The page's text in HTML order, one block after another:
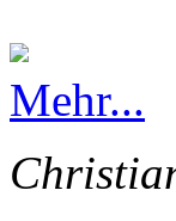
Mehr...